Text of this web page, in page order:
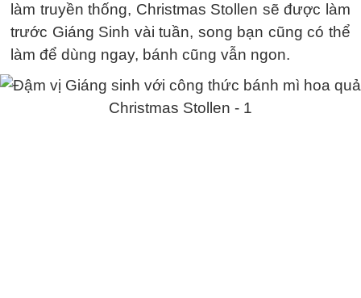
làm truyền thống, Christmas Stollen sẽ được làm
trước Giáng Sinh vài tuần, song bạn cũng có thể
làm để dùng ngay, bánh cũng vẫn ngon.